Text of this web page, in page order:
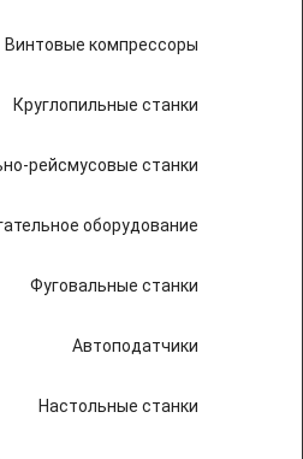
Винтовые компрессоры
Круглопильные станки
рейсмусовые станки
оборудование
Фуговальные станки
Автоподатчики
Настольные станки